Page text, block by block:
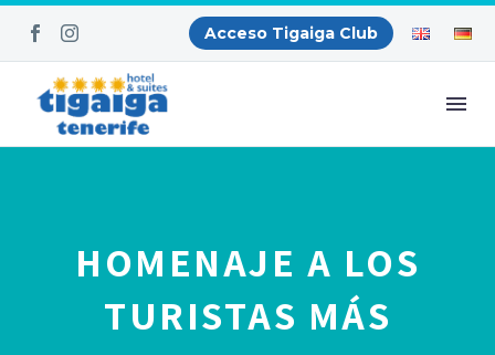
Acceso Tigaiga Club
HOMENAJE A LOS
TURISTAS MÁS